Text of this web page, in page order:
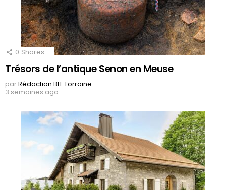
0 Shares
Trésors de l’antique Senon en Meuse
parRédaction BLE Lorraine
3 semaines ago